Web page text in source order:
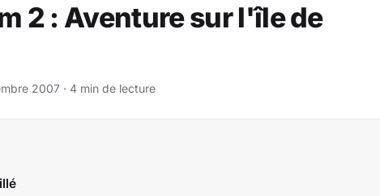
2 : Aventure sur l'île de
2007 · 4 min de lecture